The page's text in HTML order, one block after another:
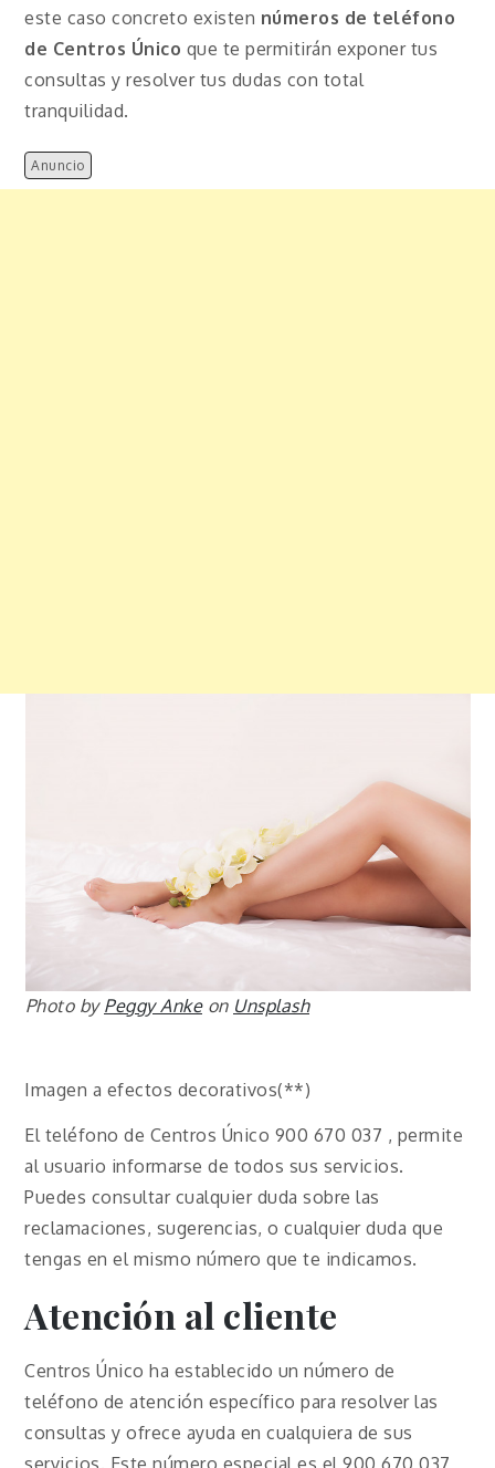
este caso concreto existen números de teléfono
de Centros Único que te permitirán exponer tus
consultas y resolver tus dudas con total
tranquilidad.
Anuncio
Photo by Peggy Ankeon Unsplash
Imagen a efectos decorativos(**)
El teléfono de Centros Único 900 670 037 , permite
al usuario informarse de todos sus servicios.
Puedes consultar cualquier duda sobre las
reclamaciones, sugerencias, o cualquier duda que
tengas en el mismo número que te indicamos.
Atención al cliente
Centros Único ha establecido un número de
teléfono de atención específico para resolver las
consultas y ofrece ayuda en cualquiera de sus